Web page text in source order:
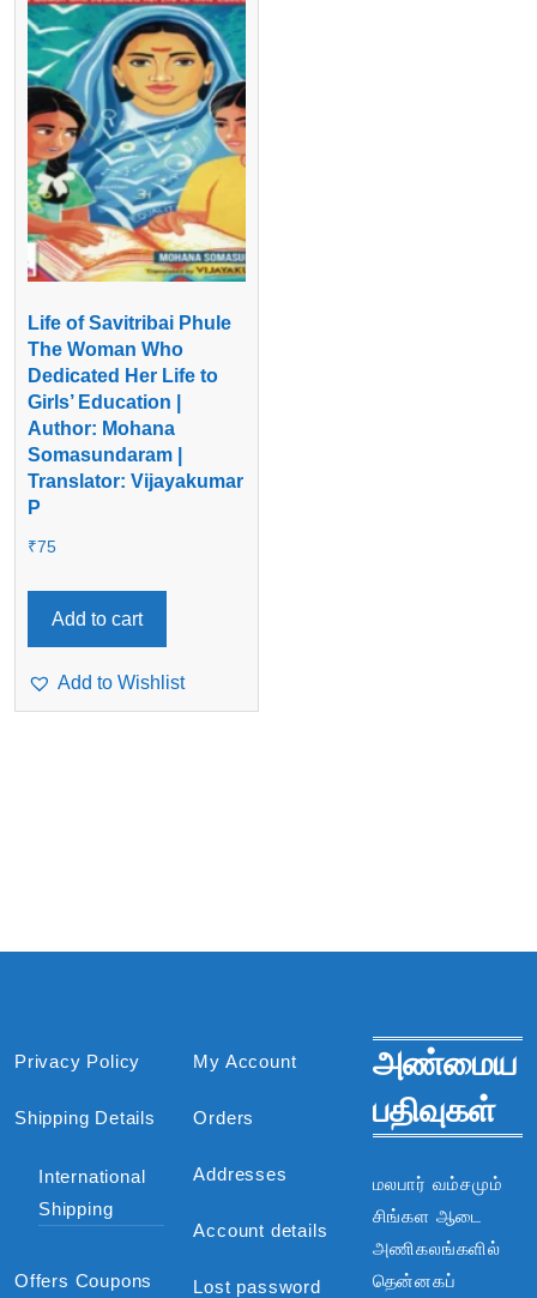
Life of Savitribai Phule
The Woman Who
Dedicated Her Life to
Girls’ Education |
Author: Mohana
Somasundaram |
Translator: Vijayakumar
P
₹75
Add to cart
Add to Wishlist
Privacy Policy
Shipping Details
International
Shipping
Offers Coupons
My Account
Orders
Addresses
Account details
Lost password
அண்மைய
பதிவுகள்
மலபார் வம்சமும்
சிங்கள ஆடை
அணிகலங்களில்
தென்னகப்